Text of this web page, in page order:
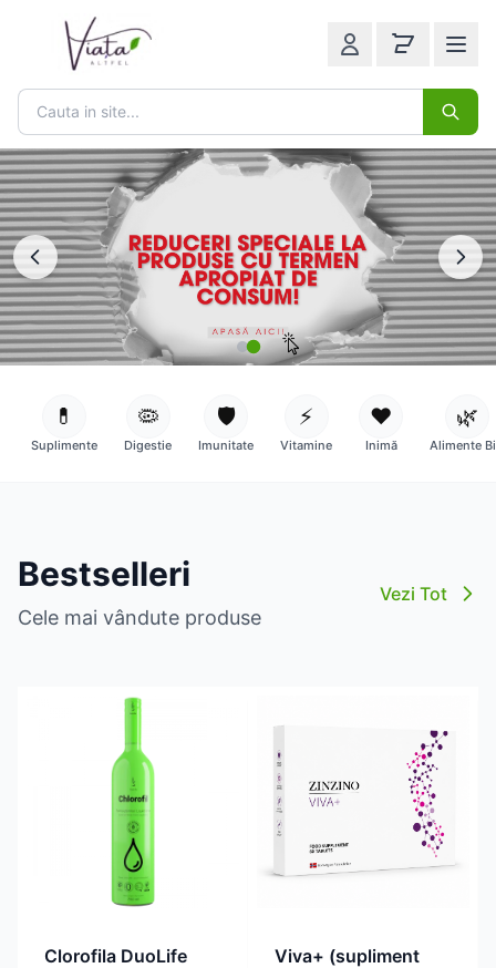
💊
Suplimente
🦠
Digestie
🛡️
Imunitate
⚡
Vitamine
❤️
Inimă
🌿
Alimente
Bestselleri
Cele mai vândute produse
Vezi Tot
Clorofila DuoLife
Viva+ (supliment